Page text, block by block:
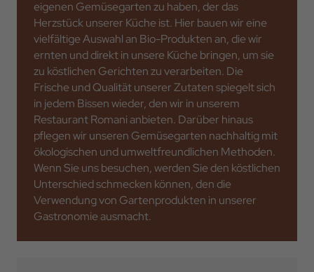
eigenen Gemüsegarten zu haben, der das
Herzstück unserer Küche ist. Hier bauen wir eine
vielfältige Auswahl an Bio-Produkten an, die wir
ernten und direkt in unsere Küche bringen, um sie
zu köstlichen Gerichten zu verarbeiten. Die
Frische und Qualität unserer Zutaten spiegelt sich
in jedem Bissen wieder, den wir in unserem
Restaurant Romani anbieten. Darüber hinaus
pflegen wir unseren Gemüsegarten nachhaltig mit
ökologischen und umweltfreundlichen Methoden.
Wenn Sie uns besuchen, werden Sie den köstlichen
Unterschied schmecken können, den die
Verwendung von Gartenprodukten in unserer
Gastronomie ausmacht.